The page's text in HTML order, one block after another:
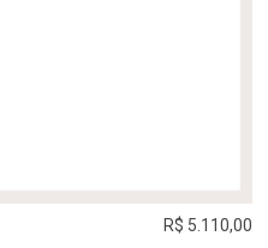
R$ 5.110,00